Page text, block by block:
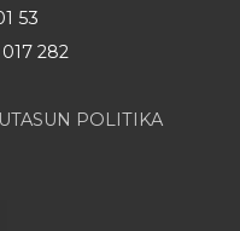
53
282
POLITIKA